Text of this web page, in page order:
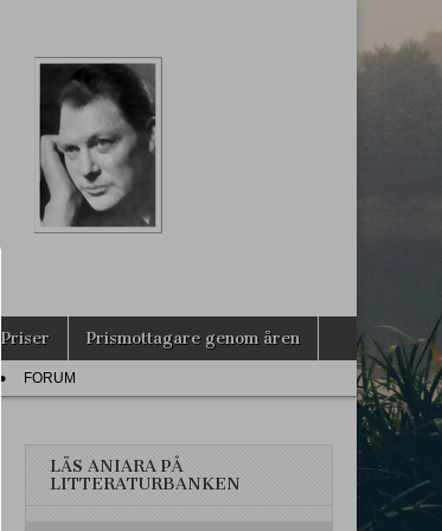
Priser Prismottagare genom åren
FORUM
LÄS ANIARA PÅ
LITTERATURBANKEN